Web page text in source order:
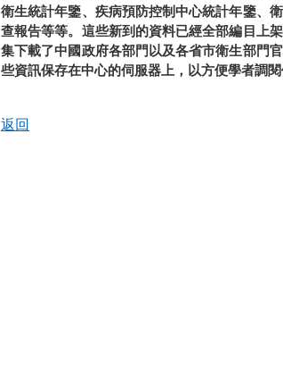
衛生統計年鑒、疾病預防控制中心統計年鑒、
查報告等等。這些新到的資料已經全部編目上
集下載了中國政府各部門以及各省市衛生部門
些資訊保存在中心的伺服器上，以方便學者調閱
返回